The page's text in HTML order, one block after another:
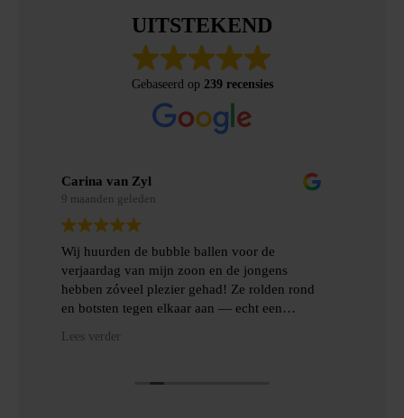
UITSTEKEND
Gebaseerd op 239 recensies
voor de
de jongens
Ze rolden rond
— echt een
Wij hebben met vriendenweekend
gemaakt van Bubbelbal, een hilarische
ervaring!!